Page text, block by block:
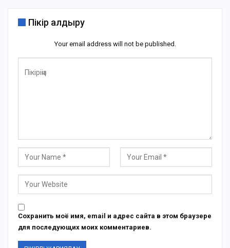
Пікір қалдыру
Your email address will not be published.
Сохранить моё имя, email и адрес сайта в этом браузере
для последующих моих комментариев.